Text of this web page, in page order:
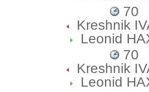
70
Kreshnik
Leonid
70
Kreshnik
Leonid